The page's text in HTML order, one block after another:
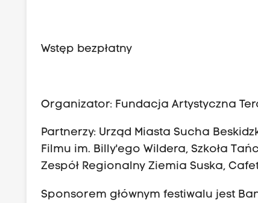
Wstęp bezpłatny
Organizator: Fundacja Artystyczna
Partnerzy: Urząd Miasta Sucha
Filmu im. Billy'ego Wildera, Szkoła
Zespół Regionalny Ziemia Suska,
Sponsorem głównym festiwalu jest